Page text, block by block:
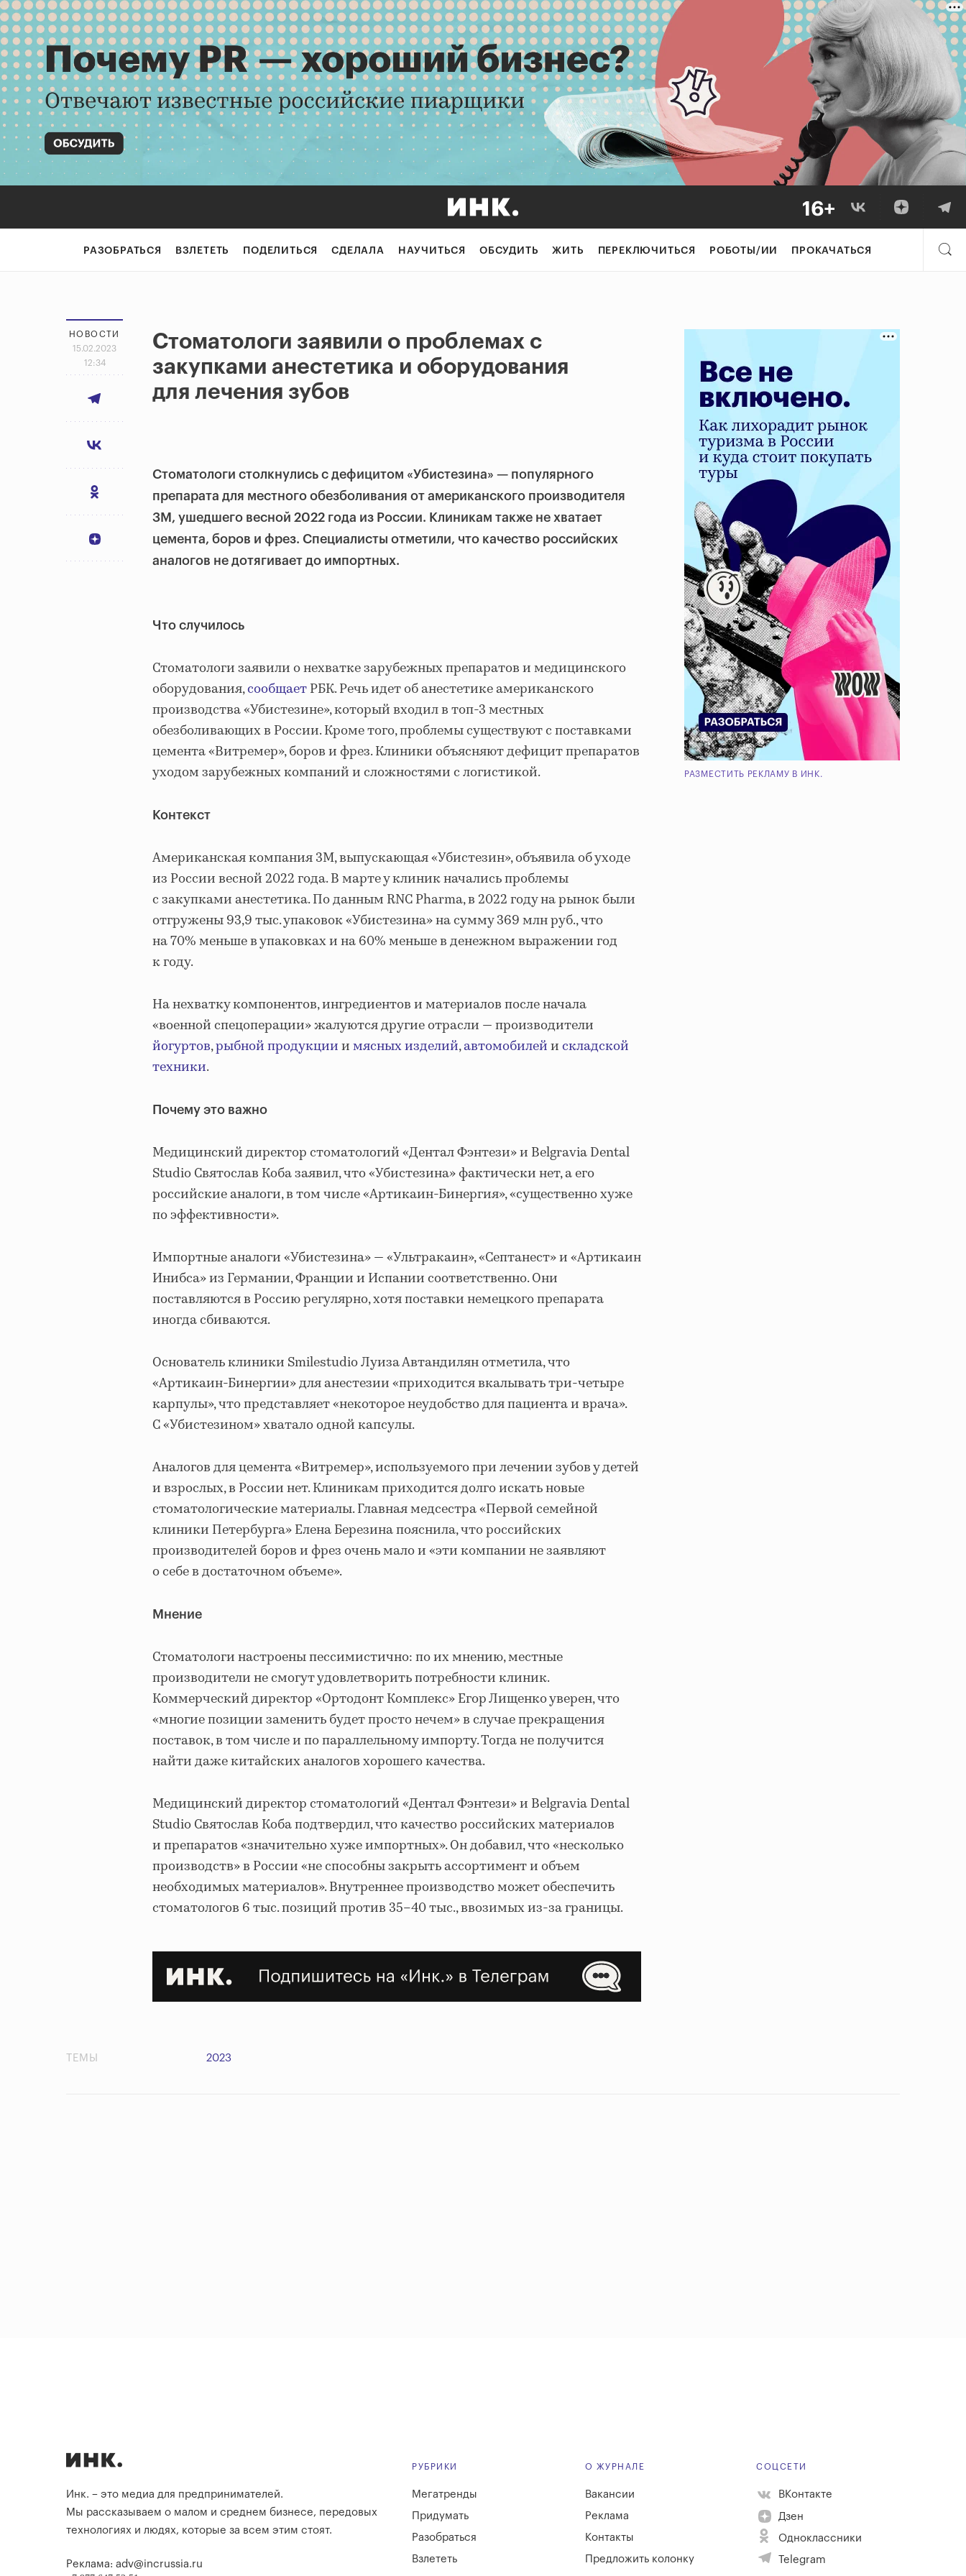
РАЗОБРАТЬСЯ ВЗЛЕТЕТЬ ПОДЕЛИТЬСЯ СДЕЛАЛА НАУЧИТЬСЯ ОБСУДИТЬ ЖИТЬ ПЕРЕКЛЮЧИТЬСЯ РОБОТЫ/ИИ ПРОКАЧАТЬСЯ
НОВОСТИ
15.02.2023
12:34
Стоматологи заявили о проблемах с
закупками анестетика и оборудования
для лечения зубов
Стоматологи столкнулись с дефицитом «Убистезина» — популярного
препарата для местного обезболивания от американского производителя
3М, ушедшего весной 2022 года из России. Клиникам также не хватает
цемента, боров и фрез. Специалисты отметили, что качество российских
аналогов не дотягивает до импортных.
Что случилось
Стоматологи заявили о нехватке зарубежных препаратов и медицинского
оборудования,сообщаетРБК. Речь идет об анестетике американского
производства «Убистезине», который входил в топ-3 местных
обезболивающих в России. Кроме того, проблемы существуют с поставками
цемента «Витремер», боров и фрез. Клиники объясняют дефицит препаратов
уходом зарубежных компаний и сложностями с логистикой.
Контекст
Американская компания 3М, выпускающая «Убистезин», объявила об уходе
из России весной 2022 года. В марте у клиник начались проблемы
с закупками анестетика. По данным RNC Pharma, в 2022 году на рынок были
отгружены 93,9 тыс. упаковок «Убистезина» на сумму 369 млн руб., что
на 70% меньше в упаковках и на 60% меньше в денежном выражении год
к году.
На нехватку компонентов, ингредиентов и материалов после начала
«военной спецоперации» жалуются другие отрасли — производители
йогуртов,рыбной продукцииимясных изделий,автомобилейискладской
техники.
Почему это важно
Медицинский директор стоматологий «Дентал Фэнтези» и Belgravia Dental
Studio Святослав Коба заявил, что «Убистезина» фактически нет, а его
российские аналоги, в том числе «Артикаин-Бинергия», «существенно хуже
по эффективности».
Импортные аналоги «Убистезина» — «Ультракаин», «Септанест» и «Артикаин
Инибса» из Германии, Франции и Испании соответственно. Они
поставляются в Россию регулярно, хотя поставки немецкого препарата
иногда сбиваются.
Основатель клиники Smilestudio Луиза Автандилян отметила, что
«Артикаин-Бинергии» для анестезии «приходится вкалывать три-четыре
карпулы», что представляет «некоторое неудобство для пациента и врача».
С «Убистезином» хватало одной капсулы.
Аналогов для цемента «Витремер», используемого при лечении зубов у детей
и взрослых, в России нет. Клиникам приходится долго искать новые
стоматологические материалы. Главная медсестра «Первой семейной
клиники Петербурга» Елена Березина пояснила, что российских
производителей боров и фрез очень мало и «эти компании не заявляют
о себе в достаточном объеме».
Мнение
Стоматологи настроены пессимистично: по их мнению, местные
производители не смогут удовлетворить потребности клиник.
Коммерческий директор «Ортодонт Комплекс» Егор Лищенко уверен, что
«многие позиции заменить будет просто нечем» в случае прекращения
поставок, в том числе и по параллельному импорту. Тогда не получится
найти даже китайских аналогов хорошего качества.
Медицинский директор стоматологий «Дентал Фэнтези» и Belgravia Dental
Studio Святослав Коба подтвердил, что качество российских материалов
и препаратов «значительно хуже импортных». Он добавил, что «несколько
производств» в России «не способны закрыть ассортимент и объем
необходимых материалов». Внутреннее производство может обеспечить
стоматологов 6 тыс. позиций против 35–40 тыс., ввозимых из-за границы.
РАЗМЕСТИТЬ РЕКЛАМУ В ИНК.
ТЕМЫ 2023
Инк. – это медиа для предпринимателей.
Мы рассказываем о малом и среднем бизнесе, передовых
технологиях и людях, которые за всем этим стоят.
Реклама: adv@incrussia.ru
РУБРИКИ
Мегатренды
Придумать
Разобраться
Взлететь
О ЖУРНАЛЕ
Вакансии
Реклама
Контакты
Предложить колонку
СОЦСЕТИ
ВКонтакте
Дзен
Одноклассники
Telegram